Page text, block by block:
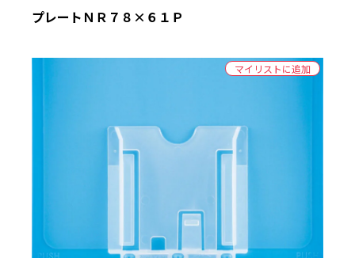
プレートＮＲ７８×６１Ｐ
マイリストに追加